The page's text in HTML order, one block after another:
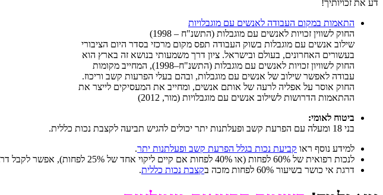
דע את זכויותיך!
התאמות במקום העבודה לאנשים עם מוגבלויות
החוק לשווין זכויות לאנשים עם מוגבלות (התשנ"ח – 1998)
שילוב אנשים עם מוגבלות בשוק העבודה תפס מקום מרכזי בסדר היום הציבורי
בעשורים האחרונים, בעולם ובישראל. ציון דרך משמעותי בנושא זה בארץ הוא
החוק לשוויון זכויות לאנשים עם מוגבלות (התשנ"ח–1998), המחייב מקומות
עבודה לאפשר שילוב של אנשים עם מוגבלות, ובהם בעלי הפרעות קשב וריכוז.
החוק אוסר על אפליה לרעה של אותם אנשים, ומחייב את המעסיקים לייצר את
ההתאמות הדרושות לשילוב אנשים עם מוגבלויות (מור, 2012)
ביטוח לאומי:
בני 18 ומעלה עם הפרעת קשב ופעלתנות יתר יכולים להגיש תביעה לקצבת נכות כללית.
למידע נוסף ראו קביעת נכות בגלל הפרעת קשב ופעלתנות יתר.
לנכות רפואית של 60% לפחות (או 40% לפחות אם קיים ליקוי אחד של 25% לפחות), אפשר לקבל דרגת אי כושר.
דרגת אי כושר בשיעור 60% לפחות מזכה ב
קצבת נכות כללית.